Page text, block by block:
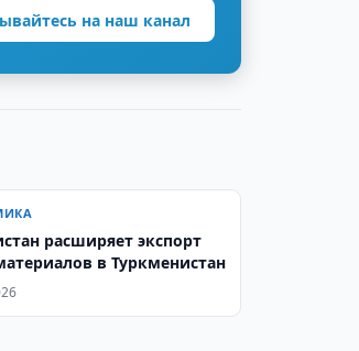
на наш канал
расширяет экспорт
в Туркменистан